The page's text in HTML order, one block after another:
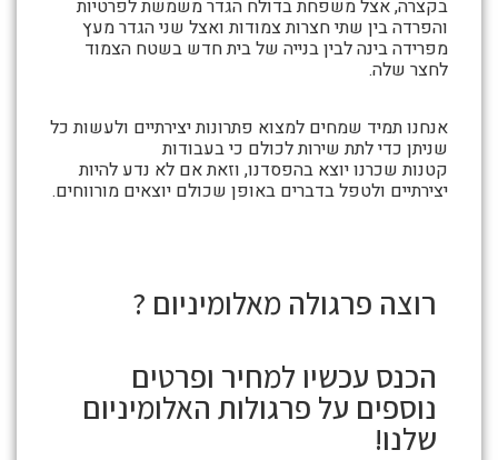
בקצרה, אצל משפחת בדולח הגדר משמשת לפרטיות
והפרדה בין שתי חצרות צמודות ואצל שני הגדר מעץ
מפרידה בינה לבין בנייה של בית חדש בשטח הצמוד
לחצר שלה.
אנחנו תמיד שמחים למצוא פתרונות יצירתיים ולעשות כל
שניתן כדי לתת שירות לכולם כי בעבודות
קטנות שכרנו יוצא בהפסדנו, וזאת אם לא נדע להיות
יצירתיים ולטפל בדברים באופן שכולם יוצאים מורווחים.
רוצה פרגולה מאלומיניום ?
הכנס עכשיו למחיר ופרטים
נוספים על פרגולות האלומיניום
שלנו!